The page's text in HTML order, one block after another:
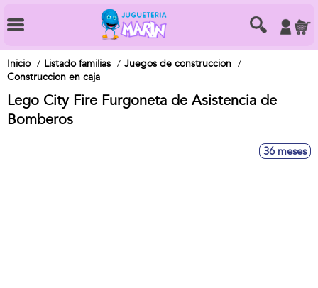
Inicio Listado familias
Juegos de construccion
Construccion en caja
Lego City Fire Furgoneta de Asistencia de
Bomberos
36 meses